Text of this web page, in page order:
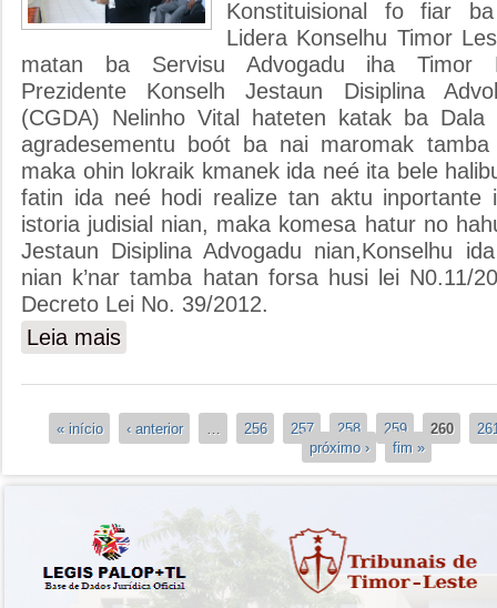
Konstituisional fo fiar
Lidera Konselhu Timor
matan ba Servisu Advogadu iha Timor
Prezidente Konselh Jestaun Disiplina
(CGDA) Nelinho Vital hateten katak ba Dala
agradesementu boót ba nai maromak
maka ohin lokraik kmanek ida neé ita bele
fatin ida neé hodi realize tan aktu inportante
istoria judisial nian, maka komesa hatur no
Jestaun Disiplina Advogadu nian,Konselhu
nian k’nar tamba hatan forsa husi lei N0.11/
Decreto Lei No. 39/2012.
Leia mais
Páginas
« início ‹ anterior 256 257 258 259 260
próximo ›
fim »